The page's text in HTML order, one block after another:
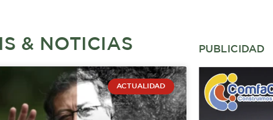
& NOTICIAS
ACTUALIDAD
PUBLICIDAD